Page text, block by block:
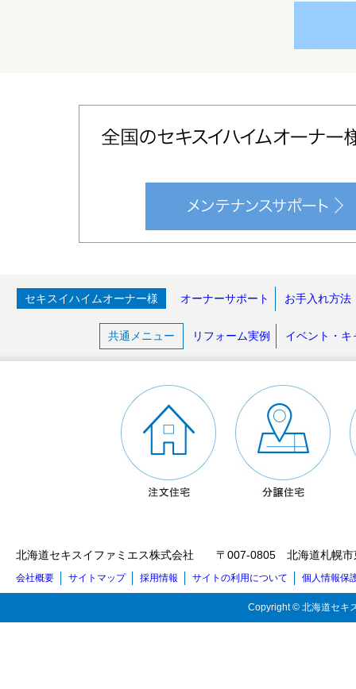
セキスイハイムオーナー様 オーナーサポート お手入れ方法
共通メニュー リフォーム実例 イベント・キ
北海道セキスイファミエス株式会社 〒007-0805 北海道札幌
会社概要 サイトマップ 採用情報 サイトの利用について 個人情報保
Copyright © 北海道セキ